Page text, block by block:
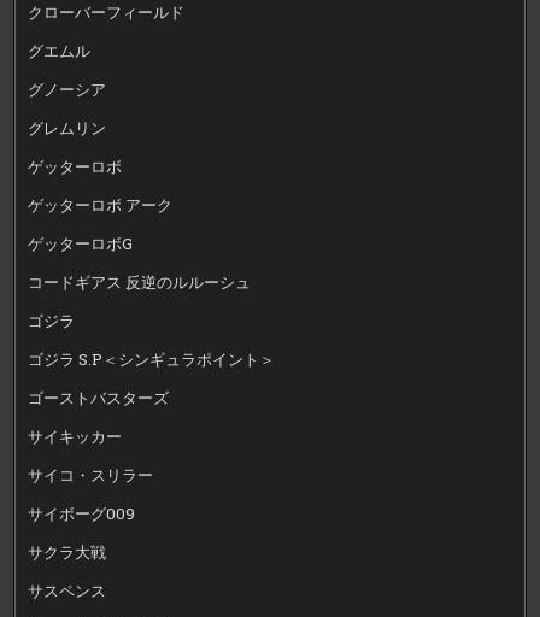
クローバーフィールド
グエムル
グノーシア
グレムリン
ゲッターロボ
ゲッターロボ アーク
ゲッターロボG
コードギアス 反逆のルルーシュ
ゴジラ
ゴジラ S.P＜シンギュラポイント＞
ゴーストバスターズ
サイキッカー
サイコ・スリラー
サイボーグ009
サクラ大戦
サスペンス